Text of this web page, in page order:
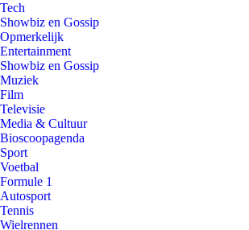
Tech
Showbiz en Gossip
Opmerkelijk
Entertainment
Showbiz en Gossip
Muziek
Film
Televisie
Media & Cultuur
Bioscoopagenda
Sport
Voetbal
Formule 1
Autosport
Tennis
Wielrennen